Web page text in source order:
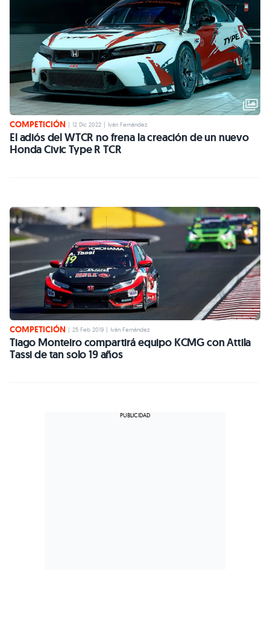
COMPETICIÓN | 12 Dic 2022 | Iván Fernández
El adiós del WTCR no frena la creación de un nuevo
Honda Civic Type R TCR
COMPETICIÓN | 25 Feb 2019 | Iván Fernández
Tiago Monteiro compartirá equipo KCMG con Attila
Tassi de tan solo 19 años